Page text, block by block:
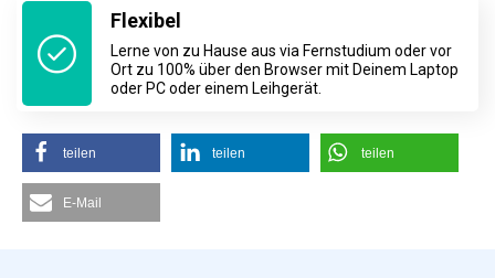
Flexibel
Lerne von zu Hause aus via Fernstudium oder vor
Ort zu 100% über den Browser mit Deinem Laptop
oder PC oder einem Leihgerät.
teilen teilen teilen
E-Mail